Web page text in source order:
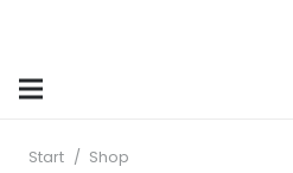
Start / Shop